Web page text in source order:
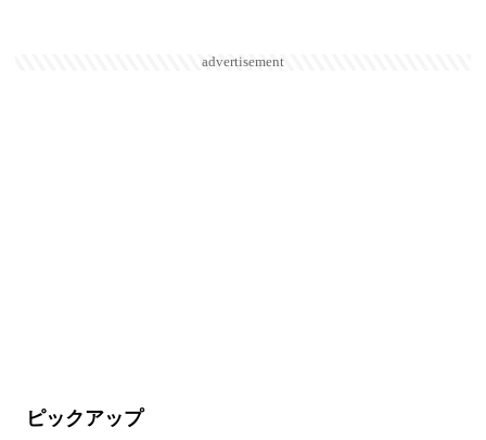
advertisement
ピックアップ